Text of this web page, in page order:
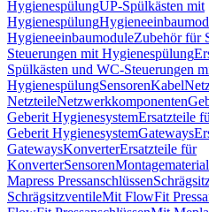
HygienespülungUP-Spülkästen mit
Hygienespülung
HygieneeinbaumoduleZubehör für
Steuerungen mit Hygienespülung
Spülkästen und WC-Steuerungen
HygienespülungSensorenKabel
NetzteileNetzwerkkomponenten
Geberit HygienesystemErsatzteile
Geberit HygienesystemGateways
GatewaysKonverterErsatzteile für
KonverterSensorenMontagematerial
Mapress Pressanschlüssen
SchrägsitzventileMit FlowFit